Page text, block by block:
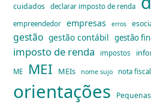
cuidados declarar imposto de renda
empreendedor empresas erros
gestão gestão contábil gestão
imposto de renda impostos
ME MEI MEIs nome sujo nota fiscal
orientações